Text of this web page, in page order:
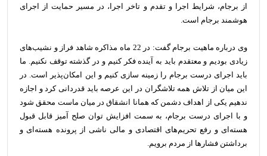
از برجام، شرایط اجرا و تقدم و تاخر اجرا، در مسیر حمایت از اجرای
هوشمند برجام است.
وی درباره ماهیت برجام گفت: در 22 ماه مذاکره شاهد فراز و نشیب‌های
زیادی بودیم و معتقدم باید به آینده فکر کنیم و در گذشته توقف نکنیم. ما
باید اجرای درست برجام را زمینه سازی کنیم و این امکان‌پذیر است. در
این میان از تلاش همه تلاشگران در این عرصه باید قدردانی کرد و اجازه
ندهیم یکی از اهداف دشمن که همانا انشقاق در میان ماست محقق شود
و با اجرای درست برجام، به سمت افزایش توان صلح آمیز قابل قبول
هسته‌ای و رفع تحریم‌های اقتصادی و مالی ناشی از پرونده هسته‌ای و
برداشتن فشارها از مردم برویم.